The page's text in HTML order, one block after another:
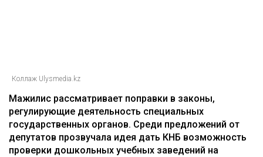
Коллаж Ulysmedia.kz
Мажилис рассматривает поправки в законы,
регулирующие деятельность специальных
государственных органов. Среди предложений от
депутатов прозвучала идея дать КНБ возможность
проверки дошкольных учебных заведений на